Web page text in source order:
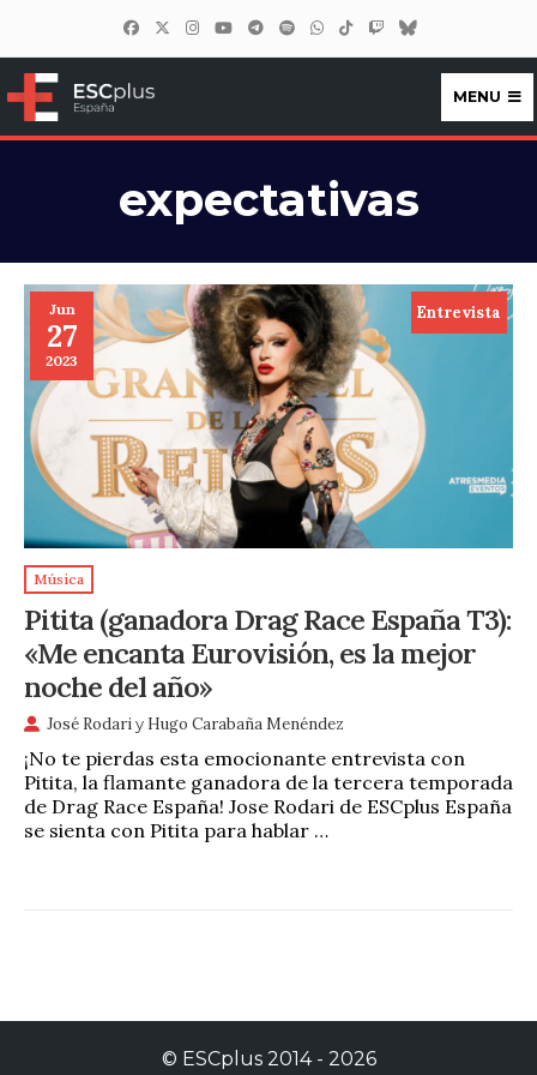
ESCplus España
MENU
expectativas
Jun
27
2023
Entrevista
Música
Pitita (ganadora Drag Race España T3):
«Me encanta Eurovisión, es la mejor
noche del año»
José Rodariy Hugo Carabaña Menéndez
¡No te pierdas esta emocionante entrevista con
Pitita, la flamante ganadora de la tercera temporada
de Drag Race España! Jose Rodari de ESCplus España
se sienta con Pitita para hablar …
© ESCplus2014 - 2026